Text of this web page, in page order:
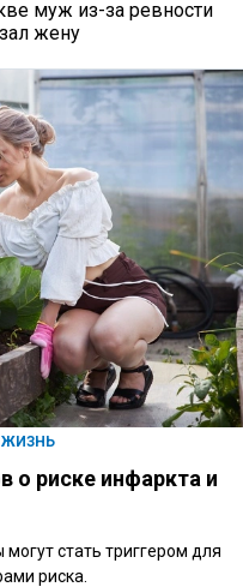
муж из-за ревности
жену
ЖИЗНЬ
о риске инфаркта и
стать триггером для
риска.